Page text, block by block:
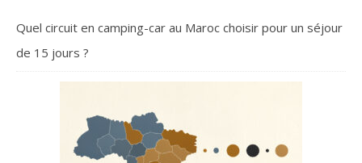
Quel circuit en camping-car au Maroc choisir pour un séjour
de 15 jours ?